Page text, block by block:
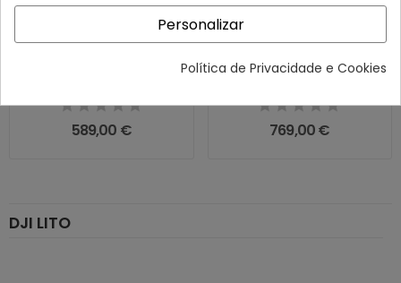
DJI LITO
589,00 €
Drone DJI Lito X1 Fly More
769,00 €
Personalizar
Política de Privacidade e Cookies